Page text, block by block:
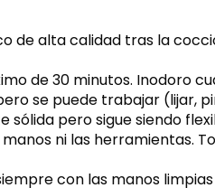
de alta calidad tras la
de 30 minutos. Inodoro
se puede trabajar (lijar,
pero sigue siendo
ni las herramientas.
con las manos